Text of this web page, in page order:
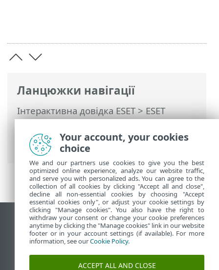
Ланцюжки навігації
Інтерактивна довідка ESET>ESET
PROTECT On-Prem>Використання ESET
PROTECT On-Prem>ESET PROTECT On-
Prem Головне меню
> Докладніше
Переглянути повну версію
End of Life
База знань ESET
Форум ESET
Your account, your cookies
choice
We and our partners use cookies to give you the best
optimized online experience, analyze our website traffic,
and serve you with personalized ads. You can agree to the
collection of all cookies by clicking "Accept all and close",
decline all non-essential cookies by choosing "Accept
essential cookies only", or adjust your cookie settings by
clicking "Manage cookies". You also have the right to
withdraw your consent or change your cookie preferences
anytime by clicking the "Manage cookies" link in our website
footer or in your account settings (if available). For more
information, see ourCookie Policy.
ACCEPT ALL AND CLOSE